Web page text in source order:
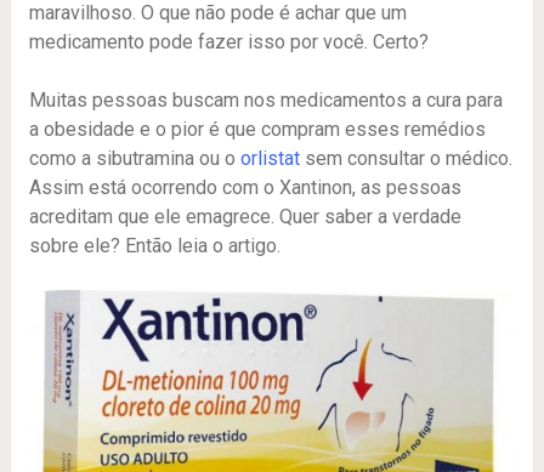
maravilhoso. O que não pode é achar que um
medicamento pode fazer isso por você. Certo?
Muitas pessoas buscam nos medicamentos a cura para
a obesidade e o pior é que compram esses remédios
como a sibutramina ou o orlistatsem consultar o médico.
Assim está ocorrendo com o Xantinon, as pessoas
acreditam que ele emagrece. Quer saber a verdade
sobre ele? Então leia o artigo.